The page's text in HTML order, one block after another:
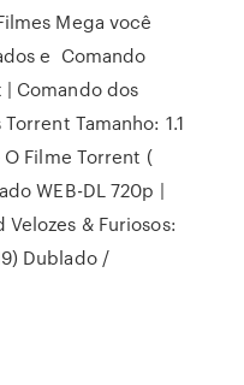
Mega você
e Comando
Comando dos
Tamanho: 1.1
O Filme Torrent (
WEB-DL 720p |
& Furiosos:
Dublado /